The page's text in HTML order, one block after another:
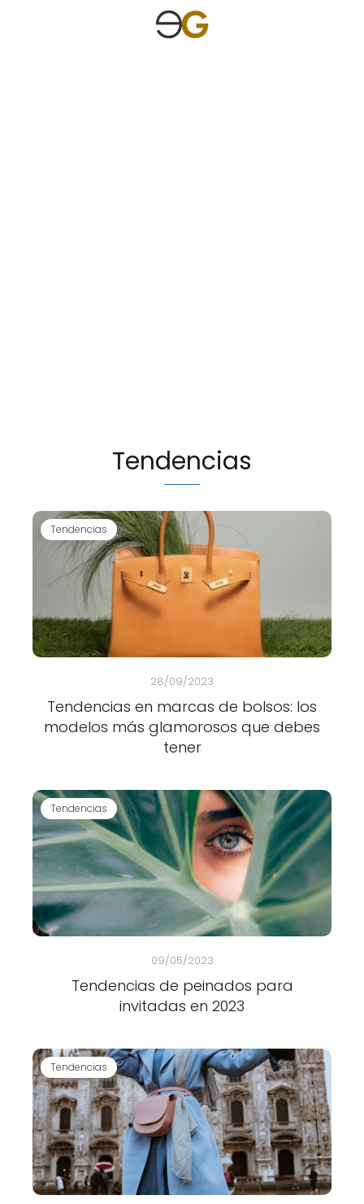
Tendencias
Tendencias
28/09/2023
Tendencias en marcas de bolsos: los
modelos más glamorosos que debes
tener
Tendencias
09/05/2023
Tendencias de peinados para
invitadas en 2023
Tendencias